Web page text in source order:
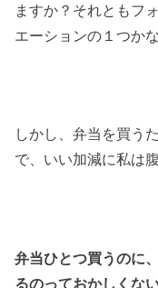
ますか？それともフ
エーションの１つか
しかし、弁当を買う
で、いい加減に私は
弁当ひとつ買うのに
るのっておかしくな